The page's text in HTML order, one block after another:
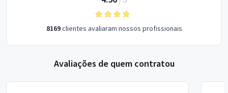
8169clientes avaliaram nossos profissionais
Avaliações de quem contratou